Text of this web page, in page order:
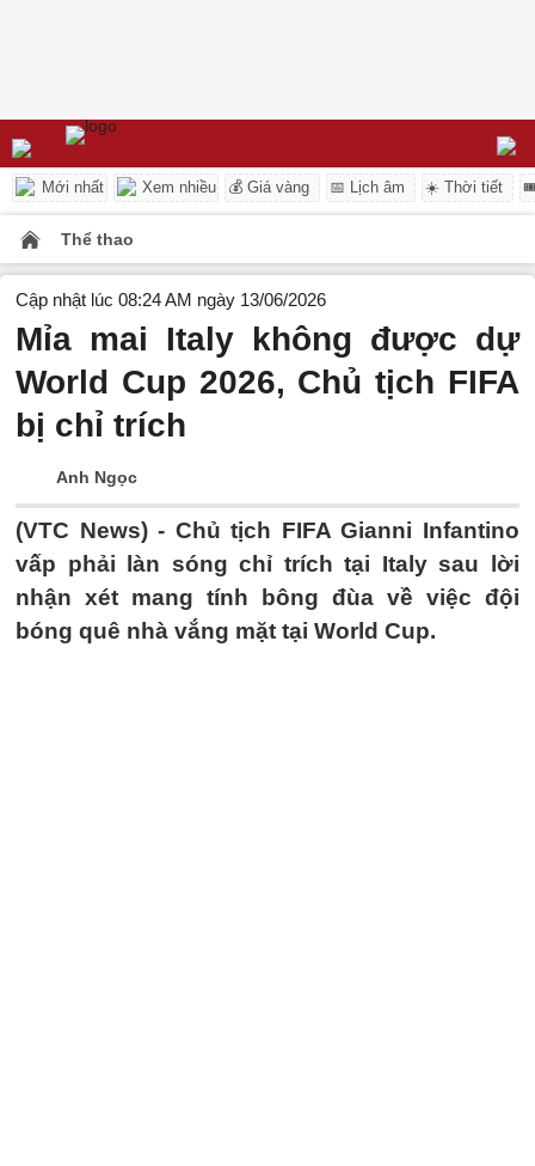
Mới nhất Xem nhiều 💰 Giá vàng 📅 Lịch âm ☀️ Thời tiết
Thể thao
Cập nhật lúc 08:24 AM ngày 13/06/2026
Mỉa mai Italy không được dự
World Cup 2026, Chủ tịch FIFA
bị chỉ trích
Anh Ngọc
(VTC News) - Chủ tịch FIFA Gianni Infantino
vấp phải làn sóng chỉ trích tại Italy sau lời
nhận xét mang tính bông đùa về việc đội
bóng quê nhà vắng mặt tại World Cup.